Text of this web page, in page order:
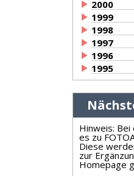
2000
1999
1998
1997
1996
1995
Hinweis: Bei
es zu
Diese
zur
Homepage